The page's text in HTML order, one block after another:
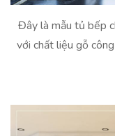
Đây là mẫu tủ bếp
với chất liệu gỗ